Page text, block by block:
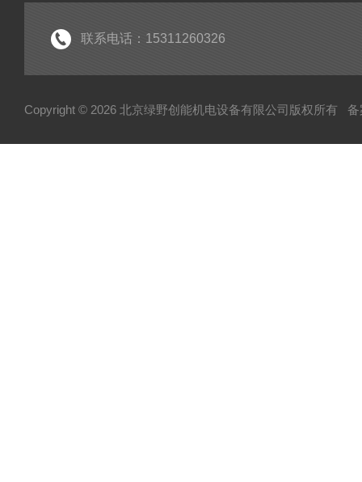
联系电话：15311260326
Copyright © 2026 北京绿野创能机电设备有限公司版权所有 备